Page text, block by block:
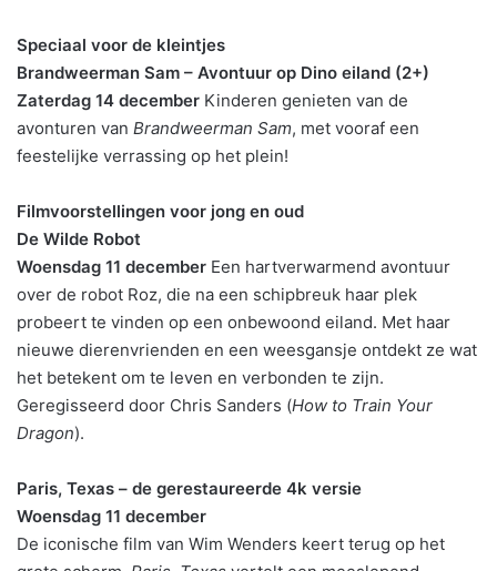
Speciaal voor de kleintjes
Brandweerman Sam – Avontuur op Dino eiland (2+)
Zaterdag 14 december Kinderen genieten van de
avonturen van Brandweerman Sam, met vooraf een
feestelijke verrassing op het plein!
Filmvoorstellingen voor jong en oud
De Wilde Robot
Woensdag 11 december Een hartverwarmend avontuur
over de robot Roz, die na een schipbreuk haar plek
probeert te vinden op een onbewoond eiland. Met haar
nieuwe dierenvrienden en een weesgansje ontdekt ze wat
het betekent om te leven en verbonden te zijn.
Geregisseerd door Chris Sanders (How to Train Your
Dragon).
Paris, Texas – de gerestaureerde 4k versie
Woensdag 11 december
De iconische film van Wim Wenders keert terug op het